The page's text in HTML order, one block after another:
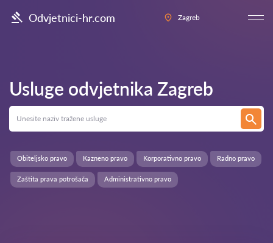
Odvjetnici-hr.com Zagreb
Usluge odvjetnika Zagreb
Administrativno pravo
Obiteljsko pravo Kazneno pravo Korporativno pravo Radno pravo
Zaštita prava potrošača